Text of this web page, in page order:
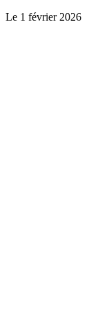
Le 1 février 2026